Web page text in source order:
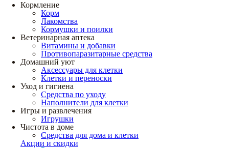
Кормление
Корм
Лакомства
Кормушки и поилки
Ветеринарная аптека
Витамины и добавки
Противопаразитарные средства
Домашний уют
Аксессуары для клетки
Клетки и переноски
Уход и гигиена
Средства по уходу
Наполнители для клетки
Игры и развлечения
Игрушки
Чистота в доме
Средства для дома и клетки
Акции и скидки